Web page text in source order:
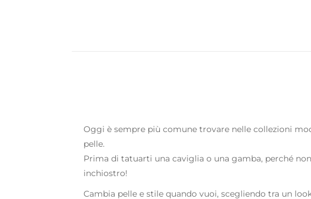
Oggi è sempre più comune trovare nelle collezioni
pelle.
Prima di tatuarti una caviglia o una gamba, perché
inchiostro!
Cambia pelle e stile quando vuoi, scegliendo tra un